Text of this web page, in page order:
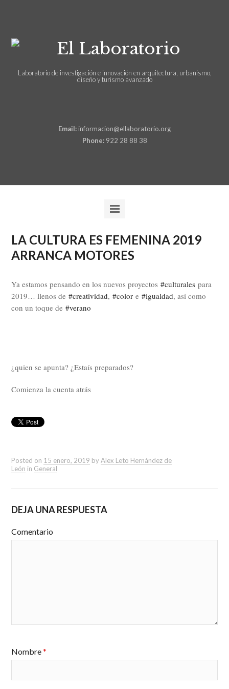
Laboratorio de investigación e innovación en arquitectura, urbanismo,
diseño y turismo avanzado
Email: informacion@ellaboratorio.org
Phone:922 28 88 38
LA CULTURA ES FEMENINA 2019
ARRANCA MOTORES
Ya estamos pensando en los nuevos proyectos#culturales para
2019… llenos de#creatividad,#color e#igualdad, así como
con un toque de#verano
¿quien se apunta? ¿Estaís preparados?
Comienza la cuenta atrás
Posted on 15 enero, 2019 byAlex Leto Hernández de
León in General
DEJA UNA RESPUESTA
Comentario
Nombre*